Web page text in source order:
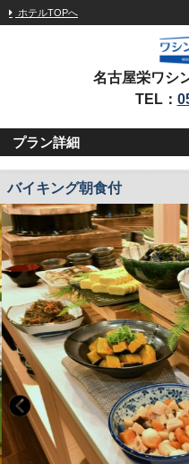
ホテルTOPへ
名古屋栄ワシ
TEL：
プラン詳細
バイキング朝食付